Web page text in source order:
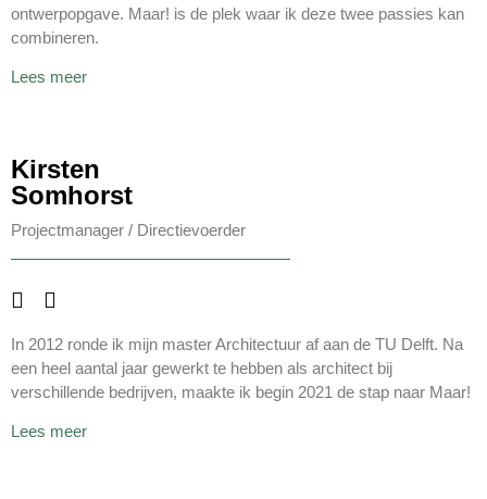
ontwerpopgave. Maar! is de plek waar ik deze twee passies kan
combineren.
Lees meer
Kirsten
Somhorst
Projectmanager / Directievoerder
In 2012 ronde ik mijn master Architectuur af aan de TU Delft. Na
een heel aantal jaar gewerkt te hebben als architect bij
verschillende bedrijven, maakte ik begin 2021 de stap naar Maar!
Lees meer